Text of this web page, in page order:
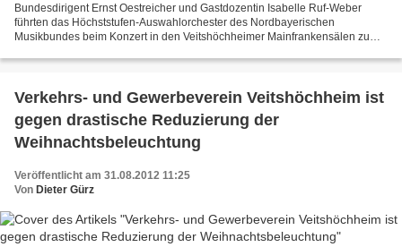
Bundesdirigent Ernst Oestreicher und Gastdozentin Isabelle Ruf-Weber
führten das Höchststufen-Auswahlorchester des Nordbayerischen
Musikbundes beim Konzert in den Veitshöchheimer Mainfrankensälen zu
Verkehrs- und Gewerbeverein Veitshöchheim ist
gegen drastische Reduzierung der
Weihnachtsbeleuchtung
Veröffentlicht am 31.08.2012 11:25
Von Dieter Gürz